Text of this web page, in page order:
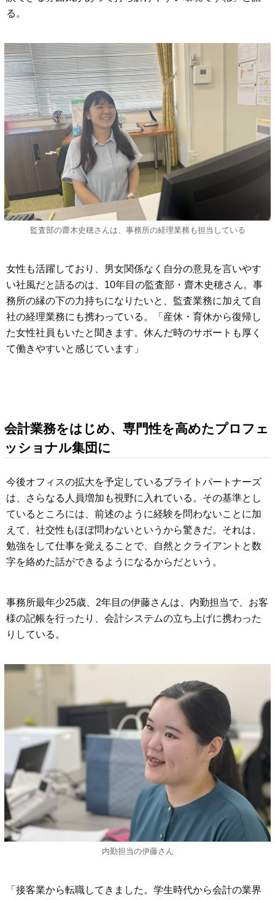
る。
監査部の齋木史穂さんは、事務所の経理業務も担当している
女性も活躍しており、男女関係なく自分の意見を言いやす
い社風だと語るのは、10年目の監査部・齋木史穂さん。事
務所の縁の下の力持ちになりたいと、監査業務に加えて自
社の経理業務にも携わっている。「産休・育休から復帰し
た女性社員もいたと聞きます。休んだ時のサポートも厚く
て働きやすいと感じています」
会計業務をはじめ、専門性を高めたプロフェ
ッショナル集団に
今後オフィスの拡大を予定しているブライトパートナーズ
は、さらなる人員増加も視野に入れている。その基準とし
ているところには、前述のように経験を問わないことに加
えて、社交性もほぼ問わないというから驚きだ。それは、
勉強をして仕事を覚えることで、自然とクライアントと数
字を絡めた話ができるようになるからだという。
事務所最年少25歳、2年目の伊藤さんは、内勤担当で、お客
様の記帳を行ったり、会計システムの立ち上げに携わった
りしている。
内勤担当の伊藤さん
「接客業から転職してきました。学生時代から会計の業界